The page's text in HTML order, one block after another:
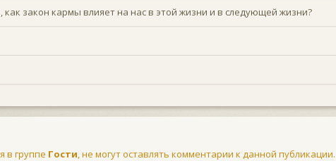
закон кармы влияет на нас в этой жизни и в следующей жизни?
в группе Гости, не могут оставлять комментарии к данной публикации.